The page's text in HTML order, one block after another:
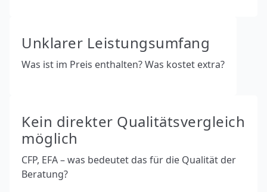
Unklarer Leistungsumfang
Was ist im Preis enthalten? Was kostet extra?
Kein direkter Qualitätsvergleich
möglich
CFP, EFA – was bedeutet das für die Qualität der
Beratung?